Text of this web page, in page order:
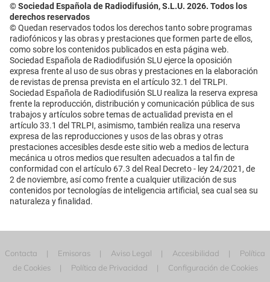
© Sociedad Española de Radiodifusión, S.L.U. 2026. Todos los
derechos reservados
© Quedan reservados todos los derechos tanto sobre programas
radiofónicos y las obras y prestaciones que formen parte de ellos,
como sobre los contenidos publicados en esta página web.
Sociedad Española de Radiodifusión SLU ejerce la oposición
expresa frente al uso de sus obras y prestaciones en la elaboración
de revistas de prensa prevista en el artículo 32.1 del TRLPI.
Sociedad Española de Radiodifusión SLU realiza la reserva expresa
frente la reproducción, distribución y comunicación pública de sus
trabajos y artículos sobre temas de actualidad prevista en el
artículo 33.1 del TRLPI, asimismo, también realiza una reserva
expresa de las reproducciones y usos de las obras y otras
prestaciones accesibles desde este sitio web a medios de lectura
mecánica u otros medios que resulten adecuados a tal fin de
conformidad con el artículo 67.3 del Real Decreto - ley 24/2021, de
2 de noviembre, así como frente a cualquier utilización de sus
contenidos por tecnologías de inteligencia artificial, sea cual sea su
naturaleza y finalidad.
Contacta Emisoras Aviso Legal Accesibilidad
Política
de Cookies
Política de Privacidad Configuración de Cookies